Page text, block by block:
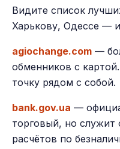
Видите список
Харькову, Одессе —
agiochange.com —
обменников с
точку рядом с собой.
bank.gov.ua —
торговый, но служит
расчётов по